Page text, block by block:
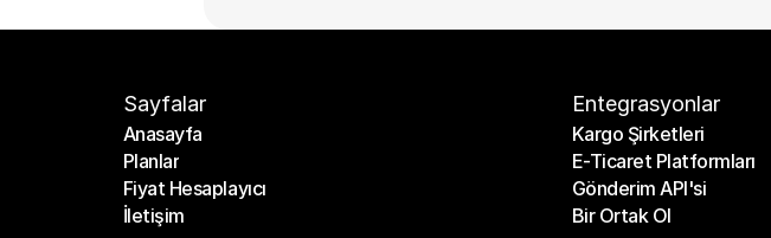
Sayfalar
Anasayfa
Anasayfa
Planlar
Planlar
Fiyat Hesaplayıcı
Fiyat Hesaplayıcı
İletişim
Entegrasyonlar
Kargo Şirketleri
Kargo Şirketleri
E-Ticaret Platformları
E-Ticaret Platformları
Gönderim API'si
Gönderim API'si
Bir Ortak Ol